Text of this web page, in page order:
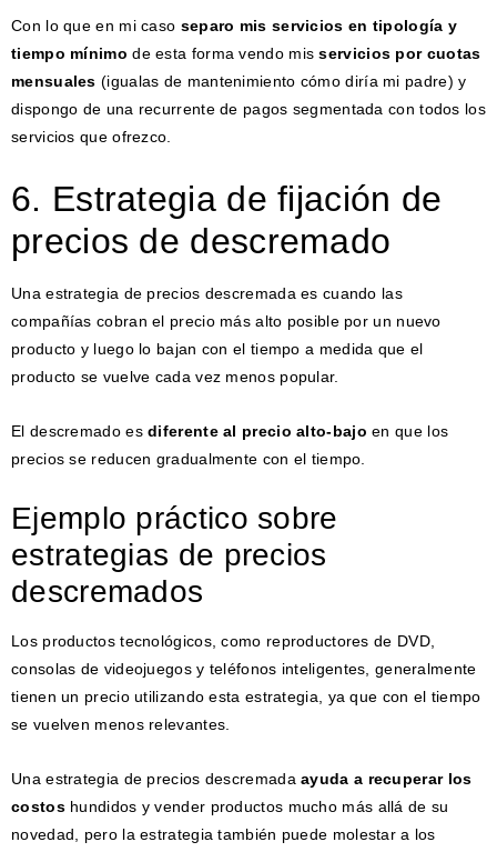
Con lo que en mi caso separo mis servicios en tipología y
tiempo mínimode esta forma vendo misservicios por cuotas
mensuales(igualas de mantenimiento cómo diría mi padre) y
dispongo de una recurrente de pagos segmentada con todos los
servicios que ofrezco.
6. Estrategia de fijación de
precios de descremado
Una estrategia de precios descremada es cuando las
compañías cobran el precio más alto posible por un nuevo
producto y luego lo bajan con el tiempo a medida que el
producto se vuelve cada vez menos popular.
El descremado esdiferente al precio alto-bajoen que los
precios se reducen gradualmente con el tiempo.
Ejemplo práctico sobre
estrategias de precios
descremados
Los productos tecnológicos, como reproductores de DVD,
consolas de videojuegos y teléfonos inteligentes, generalmente
tienen un precio utilizando esta estrategia, ya que con el tiempo
se vuelven menos relevantes.
Una estrategia de precios descremada ayuda a recuperar los
costos hundidos y vender productos mucho más allá de su
novedad, pero la estrategia también puede molestar a los